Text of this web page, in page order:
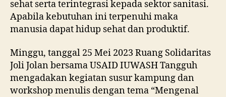
sehat serta terintegrasi kepada sektor sanitasi.
Apabila kebutuhan ini terpenuhi maka
manusia dapat hidup sehat dan produktif.
Minggu, tanggal 25 Mei 2023 Ruang Solidaritas
Joli Jolan bersama USAID IUWASH Tangguh
mengadakan kegiatan susur kampung dan
workshop menulis dengan tema “Mengenal